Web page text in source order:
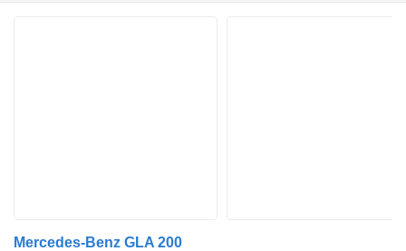
Mercedes-Benz GLA 200